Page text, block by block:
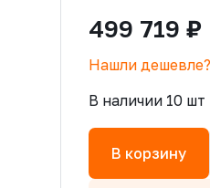
499 719 ₽
Нашли
В наличии 10 шт
В корзину